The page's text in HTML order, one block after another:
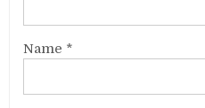
Name *